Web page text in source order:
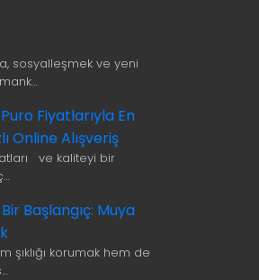
sosyalleşmek ve yeni
Fiyatlarıyla En
Online Alışveriş
ve kaliteyi bir
Başlangıç: Muya
şıklığı korumak hem de